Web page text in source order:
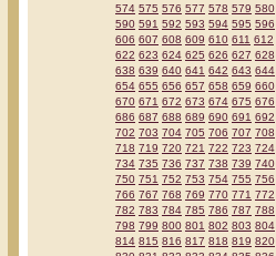
574 575 576 577 578 579 580
590 591 592 593 594 595 596
606 607 608 609 610 611 612
622 623 624 625 626 627 628
638 639 640 641 642 643 644
654 655 656 657 658 659 660
670 671 672 673 674 675 676
686 687 688 689 690 691 692
702 703 704 705 706 707 708
718 719 720 721 722 723 724
734 735 736 737 738 739 740
750 751 752 753 754 755 756
766 767 768 769 770 771 772
782 783 784 785 786 787 788
798 799 800 801 802 803 804
814 815 816 817 818 819 820